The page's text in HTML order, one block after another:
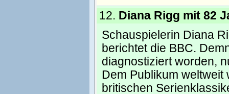
12. Diana Rigg mit 82
Schauspielerin Diana
berichtet die BBC.
diagnostiziert worden,
Dem Publikum weltweit
britischen